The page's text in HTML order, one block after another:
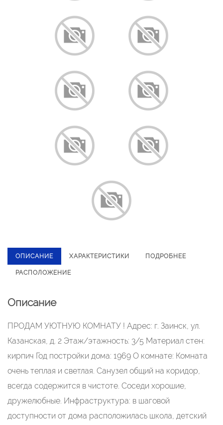
ОПИСАНИЕ ХАРАКТЕРИСТИКИ ПОДРОБНЕЕ
РАСПОЛОЖЕНИЕ
Описание
ПРОДАМ УЮТНУЮ КОМНАТУ ! Адрес: г. Заинск, ул.
Казанская, д. 2 Этаж/этажность: 3/5 Материал стен:
кирпич Год постройки дома: 1969 О комнате: Комната
очень теплая и светлая. Санузел общий на коридор,
всегда содержится в чистоте. Соседи хорошие,
дружелюбные. Инфраструктура: в шаговой
доступности от дома расположилась школа, детский